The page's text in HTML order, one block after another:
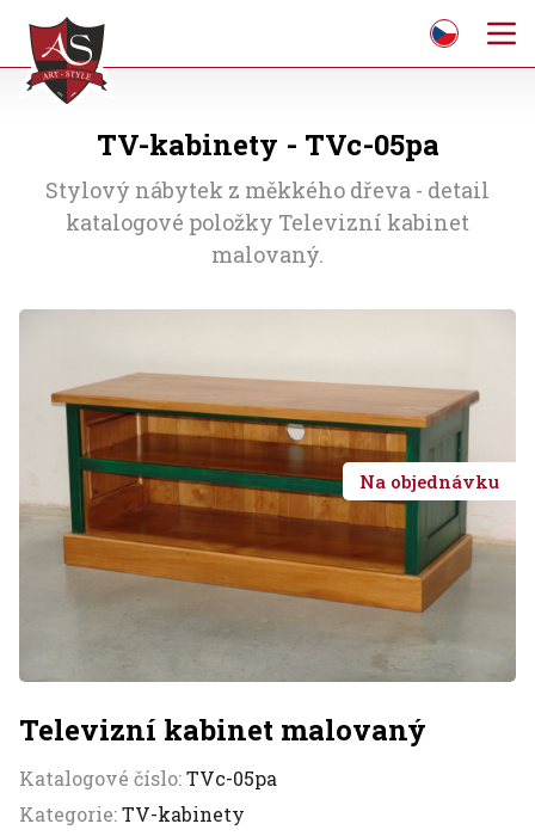
TV-kabinety - TVc-05pa
Stylový nábytek z měkkého dřeva - detail
katalogové položky Televizní kabinet
malovaný.
Na objednávku
Televizní kabinet malovaný
Katalogové číslo:TVc-05pa
Kategorie:TV-kabinety